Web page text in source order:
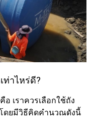
ท่าไหร่ดี?
เราควรเลือกใช้ถัง
โดยมีวิธีคิดคำนวณดังนี้